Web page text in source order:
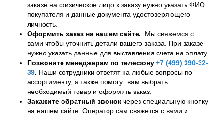
заказе на физическое лицо к заказу нужно указать ФИО
покупателя и данные документа удостоверяющего
личность.
Оформить заказ на нашем сайте. Мы свяжемся с
вами чтобы уточнить детали вашего заказа. При заказе
нужно указать данные для выставления счета на оплату.
Позвоните менеджерам по телефону +7 (499) 390-32-
39. Наши сотрудники ответят на любые вопросы по
ассортименту, а также помогут вам выбрать
необходимый товар и оформить заказ.
Закажите обратный звонок через специальную кнопку
на нашем сайте. Оператор сам свяжется с вами и